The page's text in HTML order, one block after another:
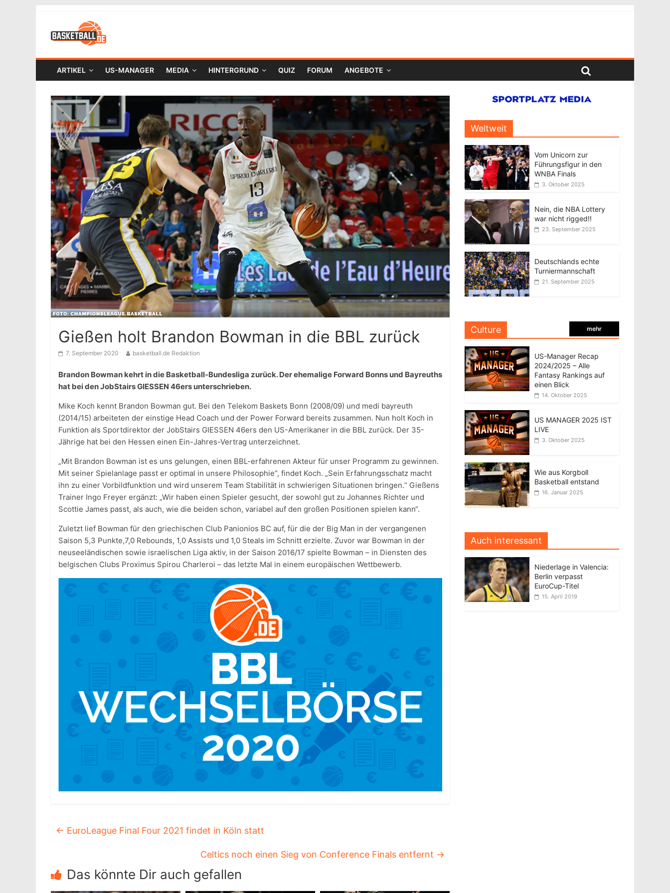
ARTIKEL US-MANAGER MEDIA HINTERGRUND QUIZ FORUM ANGEBOTE
Gießen holt Brandon Bowman in die BBL zurück
7. September 2020 basketball.de Redaktion
Brandon Bowman kehrt in die Basketball-Bundesliga zurück. Der ehemalige Forward Bonns und Bayreuths
hat bei den JobStairs GIESSEN 46ers unterschrieben.
Mike Koch kennt Brandon Bowman gut. Bei den Telekom Baskets Bonn (2008/09) und medi bayreuth
(2014/15) arbeiteten der einstige Head Coach und der Power Forward bereits zusammen. Nun holt Koch in
Funktion als Sportdirektor der JobStairs GIESSEN 46ers den US-Amerikaner in die BBL zurück. Der 35-
Jährige hat bei den Hessen einen Ein-Jahres-Vertrag unterzeichnet.
„Mit Brandon Bowman ist es uns gelungen, einen BBL-erfahrenen Akteur für unser Programm zu gewinnen.
Mit seiner Spielanlage passt er optimal in unsere Philosophie“, findet Koch. „Sein Erfahrungsschatz macht
ihn zu einer Vorbildfunktion und wird unserem Team Stabilität in schwierigen Situationen bringen.“ Gießens
Trainer Ingo Freyer ergänzt: „Wir haben einen Spieler gesucht, der sowohl gut zu Johannes Richter und
Scottie James passt, als auch, wie die beiden schon, variabel auf den großen Positionen spielen kann“.
Zuletzt lief Bowman für den griechischen Club Panionios BC auf, für die der Big Man in der vergangenen
Saison 5,3 Punkte,7,0 Rebounds, 1,0 Assists und 1,0 Steals im Schnitt erzielte. Zuvor war Bowman in der
neuseeländischen sowie israelischen Liga aktiv, in der Saison 2016/17 spielte Bowman – in Diensten des
belgischen Clubs Proximus Spirou Charleroi – das letzte Mal in einem europäischen Wettbewerb.
← EuroLeague Final Four 2021 findet in Köln statt
Celtics noch einen Sieg von Conference Finals entfernt →
Das könnte Dir auch gefallen
Weltweit
Vom Unicorn zur
Führungsfigur in den
WNBA Finals
3. Oktober 2025
Nein, die NBA Lottery
war nicht rigged!!
23. September 2025
Deutschlands echte
Turniermannschaft
21. September 2025
Culture mehr
US-Manager Recap
2024/2025 – Alle
Fantasy Rankings auf
einen Blick
14. Oktober 2025
US MANAGER 2025 IST
LIVE
3. Oktober 2025
Wie aus Korgboll
Basketball entstand
16. Januar 2025
Auch interessant
Niederlage in Valencia:
Berlin verpasst
EuroCup-Titel
15. April 2019